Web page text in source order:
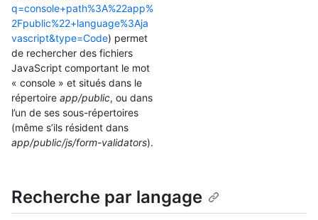
q=console+path%3A%22app%
2Fpublic%22+language%3Aja
vascript&type=Code) permet
de rechercher des fichiers
JavaScript comportant le mot
« console » et situés dans le
répertoire app/public, ou dans
l’un de ses sous-répertoires
(même s’ils résident dans
app/public/js/form-validators).
Recherche par langage